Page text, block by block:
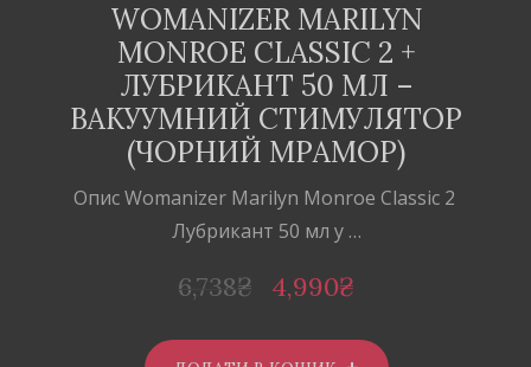
WOMANIZER MARILYN
MONROE CLASSIC 2 +
ЛУБРИКАНТ 50 МЛ –
ВАКУУМНИЙ СТИМУЛЯТОР
(ЧОРНИЙ МРАМОР)
Опис Womanizer Marilyn Monroe Classic 2
Лубрикант 50 мл у …
6,738₴ 4,990₴